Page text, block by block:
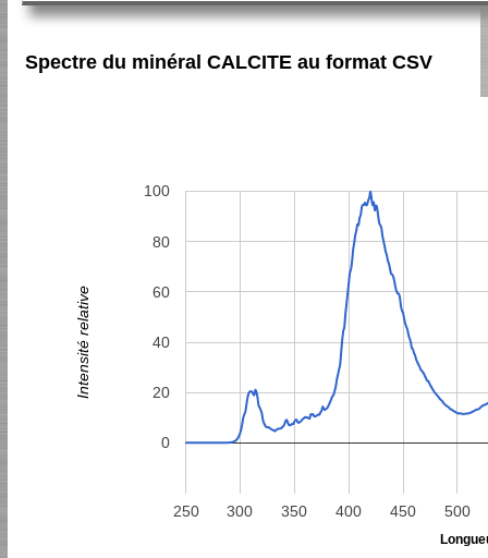
Spectre du minéral CALCITE au format CSV
250 300 350 400 450 500
0
20
40
60
80
100
Intensité relative